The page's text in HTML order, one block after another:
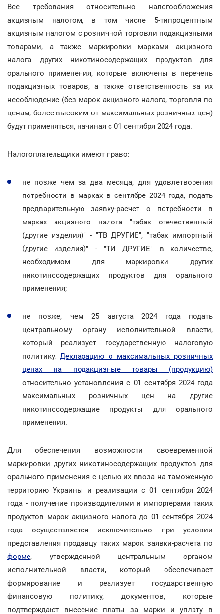
Все требования относительно налогообложения
акцизным налогом, в том числе 5-типроцентным
акцизным налогом с розничной торговли подакцизными
товарами, а также маркировки марками акцизного
налога других никотиносодержащих продуктов для
орального применения, которые включены в перечень
подакцизных товаров, а также ответственность за их
несоблюдение (без марок акцизного налога, торговля по
ценам, более высоким от максимальных розничных цен)
будут применяться, начиная с 01 сентября 2024 года.
Налогоплательщики имеют право:
не позже чем за два месяца, для удовлетворения
потребности в марках в сентябре 2024 года, подать
предварительную заявку-расчет о потребности в
марках акцизного налога "табак отечественный
(другие изделия)" - "ТВ ДРУГИЕ", "табак импортный
(другие изделия)" - "ТИ ДРУГИЕ" в количестве,
необходимом для маркировки других
никотиносодержащих продуктов для орального
применения;
не позже, чем 25 августа 2024 года подать
центральному органу исполнительной власти,
который реализует государственную налоговую
политику,Декларацию о максимальных розничных
ценах на подакцизные товары (продукцию)
относительно установления с 01 сентября 2024 года
максимальных розничных цен на другие
никотиносодержащие продукты для орального
применения.
Для обеспечения возможности своевременной
маркировки других никотиносодержащих продуктов для
орального применения с целью их ввоза на таможенную
территорию Украины и реализации с 01 сентября 2024
года - получение производителями и импортерами таких
продуктов марок акцизного налога до 01 сентября 2024
года осуществляется исключительно при условии
представления продавцу таких марок заявки-расчета по
форме, утвержденной центральным органом
исполнительной власти, который обеспечивает
формирование и реализует государственную
финансовую политику, документов, которые
подтверждают внесение платы за марки и уплату в